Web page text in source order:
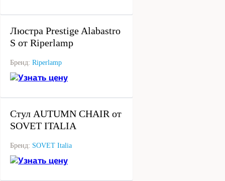
Люстра Prestige Alabastro
S от Riperlamp
Бренд: Riperlamp
Узнать цену
Стул AUTUMN CHAIR от
SOVET ITALIA
Бренд: SOVET Italia
Узнать цену